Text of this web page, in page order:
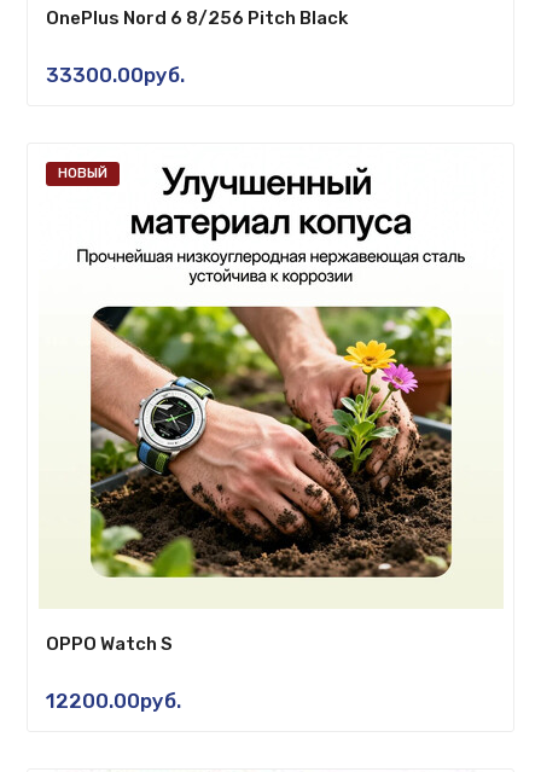
OnePlus Nord 6 8/256 Pitch Black
33300.00руб.
НОВЫЙ
OPPO Watch S
12200.00руб.